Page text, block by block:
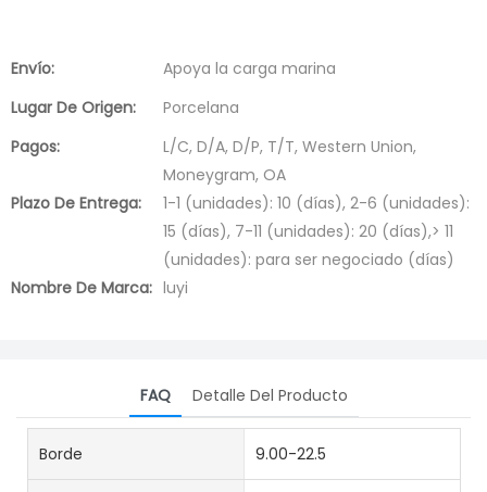
Envío:
Apoya la carga marina
Lugar De Origen:
Porcelana
Pagos:
L/C, D/A, D/P, T/T, Western Union,
Moneygram, OA
Plazo De Entrega:
1-1 (unidades): 10 (días), 2-6 (unidades):
15 (días), 7-11 (unidades): 20 (días),> 11
(unidades): para ser negociado (días)
Nombre De Marca: luyi
FAQ Detalle Del Producto
Borde 9.00-22.5